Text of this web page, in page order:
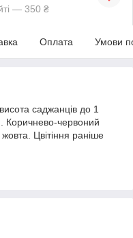
— 350 ₴
Оплата Умови
саджанців до 1
Коричнево-червоний
Цвітіння раніше